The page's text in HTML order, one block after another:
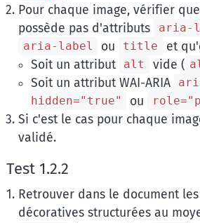
Pour chaque image, vérifier
possède pas d'attributs
aria-
aria-label ou title
et
Soit un attribut alt vide (
Soit un attribut WAI-ARIA
hidden="true"
ou
Si c'est le cas pour chaque
validé.
Test 1.2.2
Retrouver dans le document
décoratives structurées au